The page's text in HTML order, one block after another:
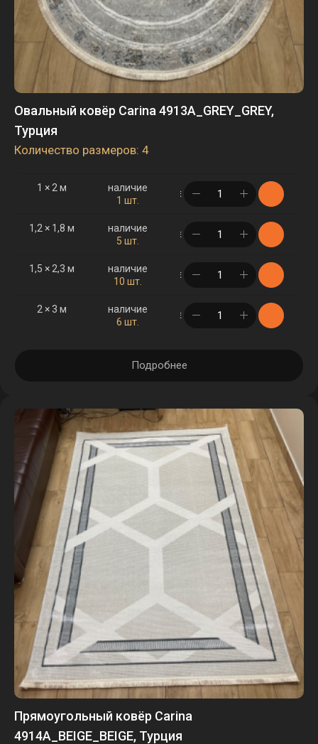
Овальный ковёр Carina 4913A_GREY_GREY,
Турция
Количество размеров: 4
1 × 2 м
наличие
1 шт.
в корзине
1,2 × 1,8 м
наличие
5 шт.
в корзине
1,5 × 2,3 м
наличие
10 шт.
в корзине
2 × 3 м
наличие
6 шт.
в корзине
Подробнее
Прямоугольный ковёр Carina
4914A_BEIGE_BEIGE, Турция